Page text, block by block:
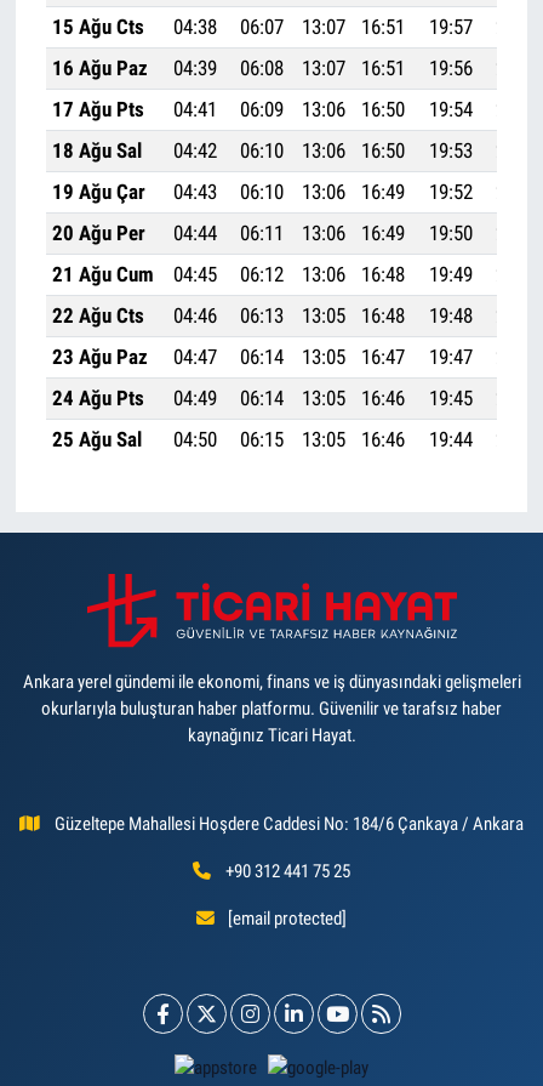
15 Ağu Cts
04:38 06:07 13:07 16:51 19:57
16 Ağu Paz
04:39 06:08 13:07 16:51 19:56
17 Ağu Pts
04:41 06:09 13:06 16:50 19:54
18 Ağu Sal
04:42 06:10 13:06 16:50 19:53
19 Ağu Çar
04:43 06:10 13:06 16:49 19:52
20 Ağu Per
04:44 06:11 13:06 16:49 19:50
21 Ağu Cum
04:45 06:12 13:06 16:48 19:49
22 Ağu Cts
04:46 06:13 13:05 16:48 19:48
23 Ağu Paz
04:47 06:14 13:05 16:47 19:47
24 Ağu Pts
04:49 06:14 13:05 16:46 19:45
25 Ağu Sal
04:50 06:15 13:05 16:46 19:44
Ankara yerel gündemi ile ekonomi, finans ve iş dünyasındaki gelişmeleri
okurlarıyla buluşturan haber platformu. Güvenilir ve tarafsız haber
kaynağınız Ticari Hayat.
Güzeltepe Mahallesi Hoşdere Caddesi No: 184/6 Çankaya / Ankara
+90 312 441 75 25
[email protected]